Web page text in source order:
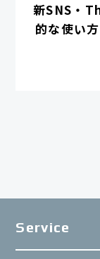
新SNS・
的な使い
Service